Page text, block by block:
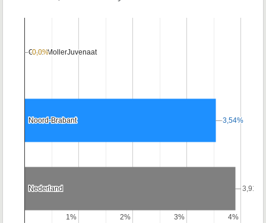
1%
1% 2%
2% 3%
3% 4%
4%
OMO MollerJuvenaat
OMO MollerJuvenaat
Noord-Brabant
Noord-Brabant
Nederland
Nederland
0,0%
0,0%
3,54%
3,54%
3,91%
3,91%